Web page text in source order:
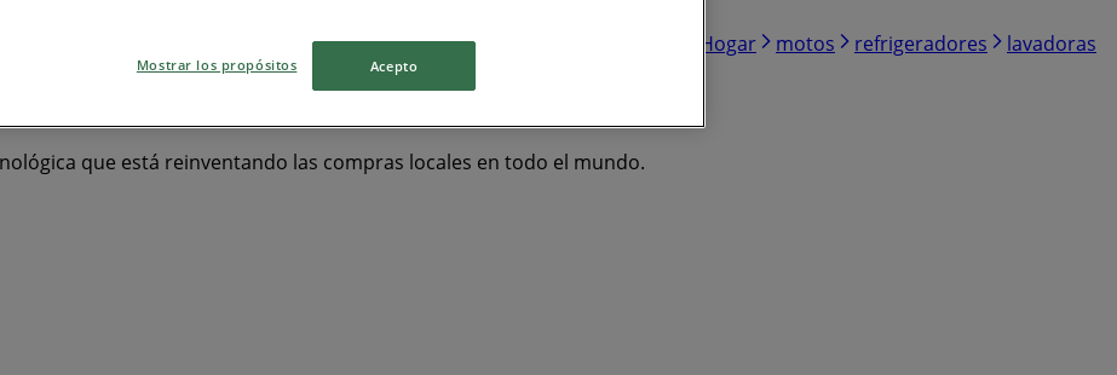
Ropa, Zapatos y Accesorios Hogar motos refrigeradores
lavadoras
que está reinventando las compras locales en todo el mundo.
Mostrar los propósitos Acepto